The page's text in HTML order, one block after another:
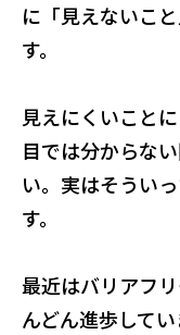
に「見えないこ
す。
見えにくいこと
目では分からな
い。実はそうい
す。
最近はバリアフ
んどん進歩して